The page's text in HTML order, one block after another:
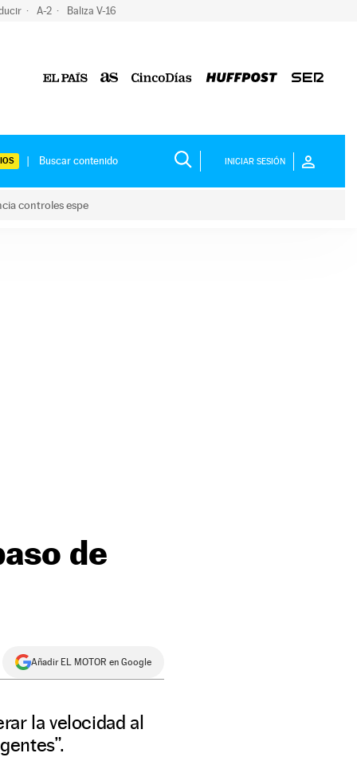
A-2 Baliza V-16
INICIAR SESIÓN
controles espe
de
Añadir EL MOTOR en Google
la velocidad al